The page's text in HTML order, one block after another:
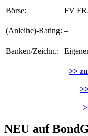
Börse: FV
(Anleihe)-Rating: –
Banken/Zeichn.:
>>
NEU auf